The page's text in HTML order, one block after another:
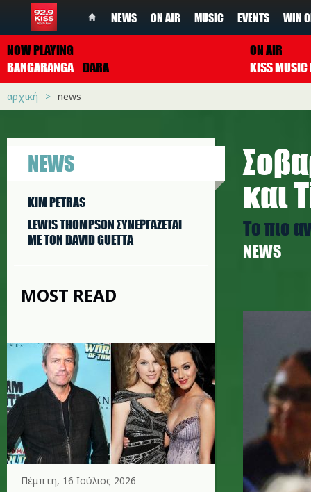
NEWS ON AIR MUSIC EVENTS WIN
NOW PLAYING
BANGARANGA DARA
ON AIR
αρχική news
NEWS
KIM PETRAS
LEWIS THOMPSON ΣΥΝΕΡΓAΖΕΤΑΙ
ΜΕ ΤΟΝ DAVID GUETTA
MOST READ
Πέμπτη, 16 Ιούλιος 2026
και
Το πιο
NEWS
t.jpg